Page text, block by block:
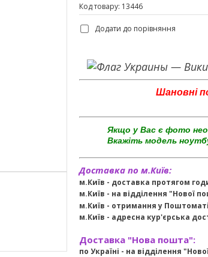
Код товару: 13446
Додати до порівняння
Шановні
Якщо у Вас є фото
Вкажіть модель
Доставка по м.Київ:
м.Київ - доставка протягом
м.Київ - на відділення "Нової
м.Київ - отримання у Поштоматі
м.Київ - адресна кур'єрська
Доставка "Нова пошта":
по Україні - на відділення